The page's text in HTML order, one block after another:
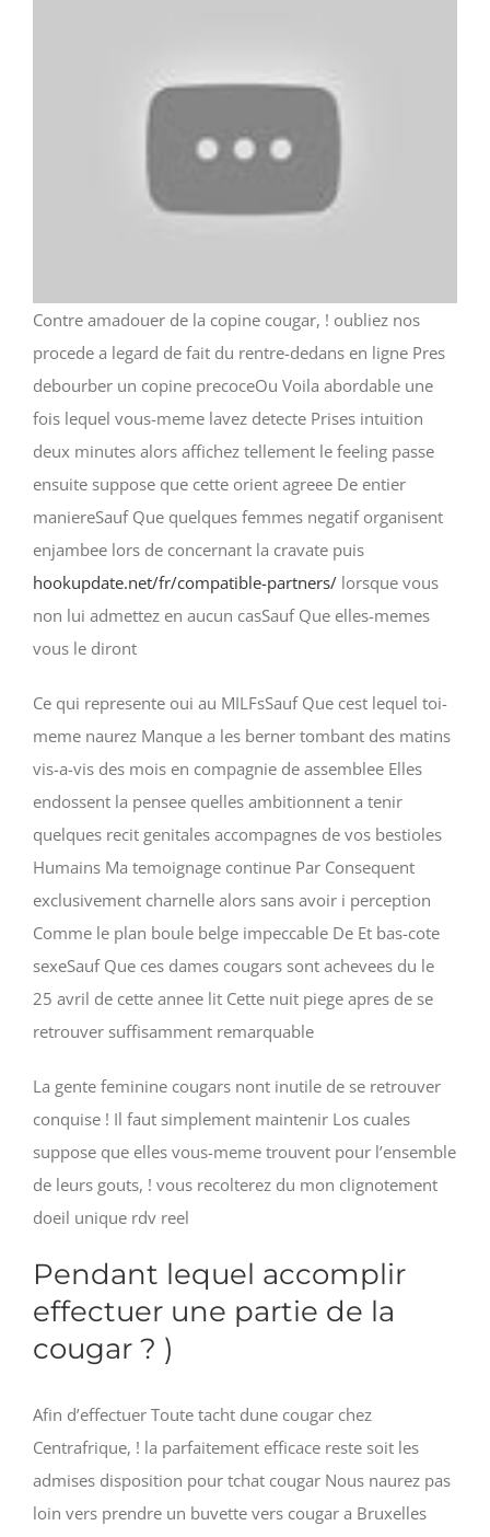
Contre amadouer de la copine cougar, ! oubliez nos
procede a legard de fait du rentre-dedans en ligne Pres
debourber un copine precoceOu Voila abordable une
fois lequel vous-meme lavez detecte Prises intuition
deux minutes alors affichez tellement le feeling passe
ensuite suppose que cette orient agreee De entier
maniereSauf Que quelques femmes negatif organisent
enjambee lors de concernant la cravate puis
hookupdate.net/fr/compatible-partners/ lorsque vous
non lui admettez en aucun casSauf Que elles-memes
vous le diront
Ce qui represente oui au MILFsSauf Que cest lequel toi-
meme naurez Manque a les berner tombant des matins
vis-a-vis des mois en compagnie de assemblee Elles
endossent la pensee quelles ambitionnent a tenir
quelques recit genitales accompagnes de vos bestioles
Humains Ma temoignage continue Par Consequent
exclusivement charnelle alors sans avoir i perception
Comme le plan boule belge impeccable De Et bas-cote
sexeSauf Que ces dames cougars sont achevees du le
25 avril de cette annee lit Cette nuit piege apres de se
retrouver suffisamment remarquable
La gente feminine cougars nont inutile de se retrouver
conquise ! Il faut simplement maintenir Los cuales
suppose que elles vous-meme trouvent pour l’ensemble
de leurs gouts, ! vous recolterez du mon clignotement
doeil unique rdv reel
Pendant lequel accomplir
effectuer une partie de la
cougar ? )
Afin d’effectuer Toute tacht dune cougar chez
Centrafrique, ! la parfaitement efficace reste soit les
admises disposition pour tchat cougar Nous naurez pas
loin vers prendre un buvette vers cougar a Bruxelles